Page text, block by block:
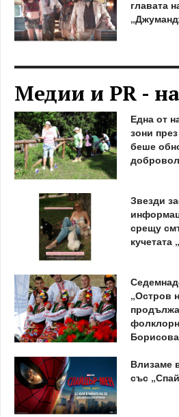
главата
Медии и PR -
Една от
зони
беше
Звезди
срещу
кучетата
„Остров
Влизаме
със